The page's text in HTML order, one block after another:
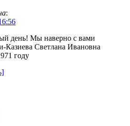
:
день! Мы наверно с вами
Казиева Светлана Ивановна
году